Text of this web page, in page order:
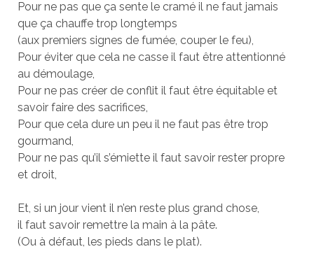
Pour ne pas que ça sente le cramé il ne faut jamais
que ça chauffe trop longtemps
(aux premiers signes de fumée, couper le feu),
Pour éviter que cela ne casse il faut être attentionné
au démoulage,
Pour ne pas créer de conflit il faut être équitable et
savoir faire des sacrifices,
Pour que cela dure un peu il ne faut pas être trop
gourmand,
Pour ne pas qu’il s’émiette il faut savoir rester propre
et droit,
Et, si un jour vient il n’en reste plus grand chose,
il faut savoir remettre la main à la pâte.
(Ou à défaut, les pieds dans le plat).